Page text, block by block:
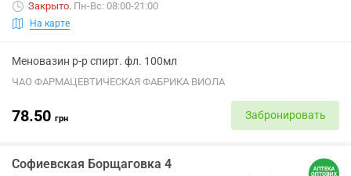
Закрыто. Пн-Вс: 08:00-21:00
На карте
Меновазин р-р спирт. фл. 100мл
ЧАО ФАРМАЦЕВТИЧЕСКАЯ ФАБРИКА ВИОЛА
78.50 грн Забронировать
Софиевская Борщаговка 4